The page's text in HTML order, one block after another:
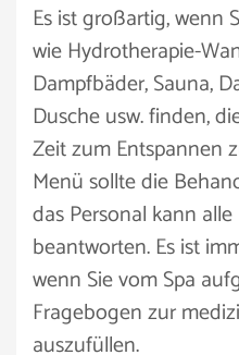
Es ist großartig, wenn
wie Hydrotherapie-
Dampfbäder, Sauna,
Dusche usw. finden,
Zeit zum Entspannen
Menü sollte die
das Personal kann
beantworten. Es ist
wenn Sie vom Spa
Fragebogen zur
auszufüllen.